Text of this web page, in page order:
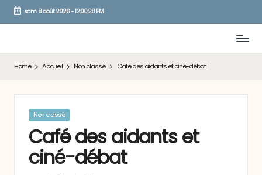
Skip
sam. 8 août 2026-12:00:28 PM
Home Accueil Non classé Café des aidants et ciné-débat
Posted
in
Non classé
Café des aidants et
ciné-débat